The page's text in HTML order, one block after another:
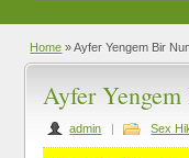
Home » Ayfer Yengem Bir
Ayfer
admin | Sex